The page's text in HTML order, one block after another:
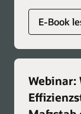
E-Book
Webinar: